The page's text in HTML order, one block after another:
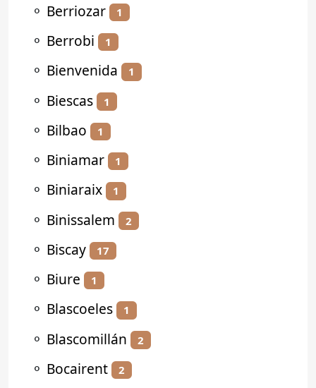
⚬ Berriozar 1
⚬ Berrobi 1
⚬ Bienvenida 1
⚬ Biescas 1
⚬ Bilbao 1
⚬ Biniamar 1
⚬ Biniaraix 1
⚬ Binissalem 2
⚬ Biscay 17
⚬ Biure 1
⚬ Blascoeles 1
⚬ Blascomillán 2
⚬ Bocairent 2